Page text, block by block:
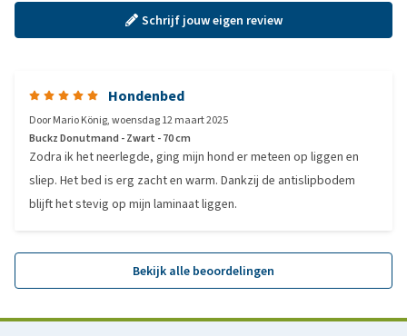
Schrijf jouw eigen review
Hondenbed
DoorMario König,woensdag 12 maart 2025
Buckz Donutmand - Zwart - 70 cm
Zodra ik het neerlegde, ging mijn hond er meteen op liggen en
sliep. Het bed is erg zacht en warm. Dankzij de antislipbodem
blijft het stevig op mijn laminaat liggen.
Bekijk alle beoordelingen